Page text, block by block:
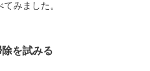
みました。
を試みる